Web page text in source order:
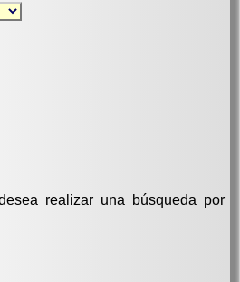
realizar una búsqueda por